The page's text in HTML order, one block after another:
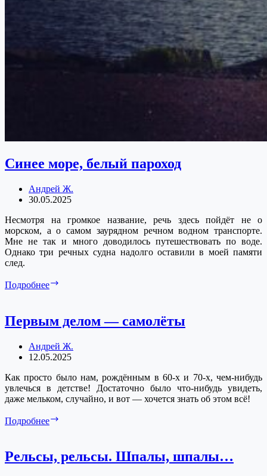
Синее море, белый пароход
Андрей Ж.
30.05.2025
Несмотря на громкое название, речь здесь пойдёт не о
морском, а о самом заурядном речном водном транспорте.
Мне не так и много доводилось путешествовать по воде.
Однако три речных судна надолго оставили в моей памяти
след.
Подробнее
Первым делом — самолёты
Андрей Ж.
12.05.2025
Как просто было нам, рождённым в 60-х и 70-х, чем-нибудь
увлечься в детстве! Достаточно было что-нибудь увидеть,
даже мельком, случайно, и вот — хочется знать об этом всё!
Подробнее
Рельсы, рельсы. Шпалы, шпалы…